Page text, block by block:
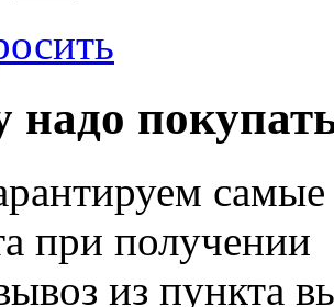
надо
при получении
из пункта